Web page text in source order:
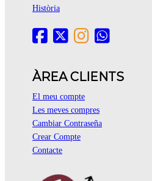
Història
ÀREA CLIENTS
El meu compte
Les meves compres
Cambiar Contraseña
Crear Compte
Contacte